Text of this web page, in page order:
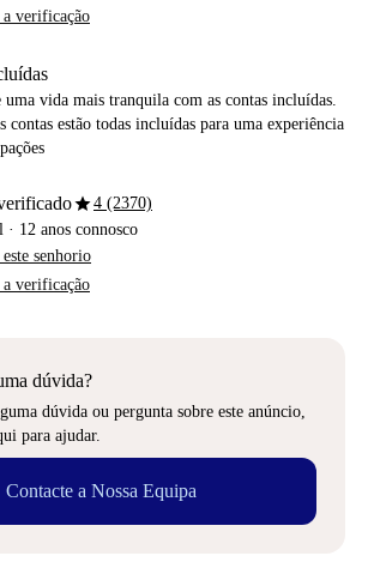
a verificação
uma vida mais tranquila com as contas incluídas.
contas estão todas incluídas para uma experiência
star4 (2370)
· 12 anos connosco
senhorio
a verificação
dúvida?
dúvida ou pergunta sobre este anúncio,
para ajudar.
Contacte a Nossa Equipa